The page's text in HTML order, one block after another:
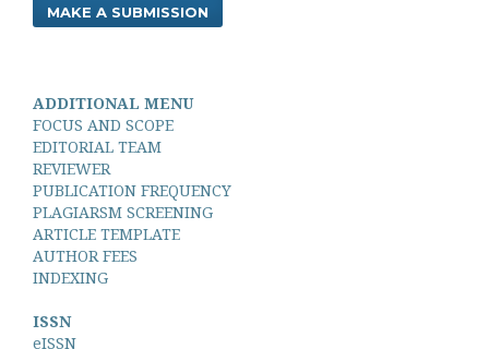
MAKE A SUBMISSION
ADDITIONAL MENU
FOCUS AND SCOPE
EDITORIAL TEAM
REVIEWER
PUBLICATION FREQUENCY
PLAGIARSM SCREENING
ARTICLE TEMPLATE
AUTHOR FEES
INDEXING
ISSN
eISSN